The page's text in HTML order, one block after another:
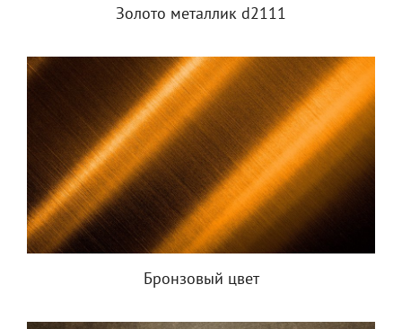
Золото металлик d2111
Бронзовый цвет